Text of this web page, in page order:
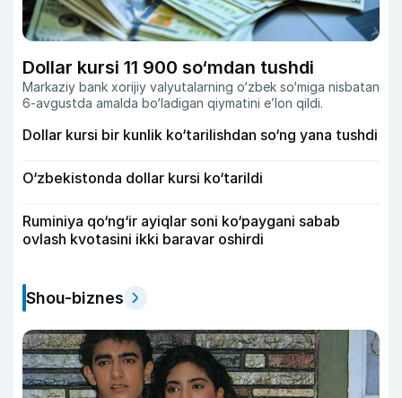
Dollar kursi 11 900 so‘mdan tushdi
Markaziy bank xorijiy valyutalarning o‘zbek so‘miga nisbatan
6-avgustda amalda bo‘ladigan qiymatini eʼlon qildi.
Dollar kursi bir kunlik ko‘tarilishdan so‘ng yana tushdi
O‘zbekistonda dollar kursi ko‘tarildi
Ruminiya qo‘ng‘ir ayiqlar soni ko‘paygani sabab
ovlash kvotasini ikki baravar oshirdi
Shou-biznes